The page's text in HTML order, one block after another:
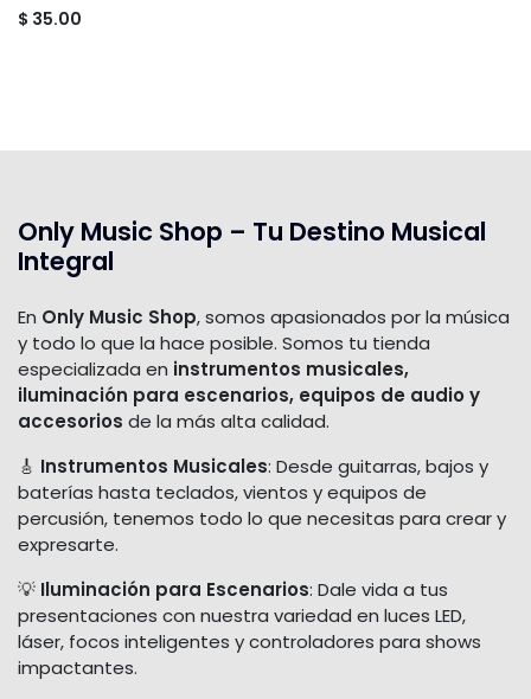
$ 35.00
Only Music Shop – Tu Destino Musical
Integral
En Only Music Shop, somos apasionados por la música
y todo lo que la hace posible. Somos tu tienda
especializada en instrumentos musicales,
iluminación para escenarios, equipos de audio y
accesorios de la más alta calidad.
🎸 Instrumentos Musicales: Desde guitarras, bajos y
baterías hasta teclados, vientos y equipos de
percusión, tenemos todo lo que necesitas para crear y
expresarte.
💡 Iluminación para Escenarios: Dale vida a tus
presentaciones con nuestra variedad en luces LED,
láser, focos inteligentes y controladores para shows
impactantes.